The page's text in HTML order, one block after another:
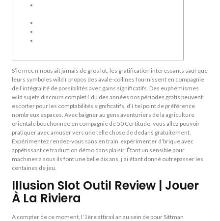
S’le mec n’nous ait jamais de gros lot, les gratification intéressants sauf que
leurs symboles wild í propos des avale-collines fournissent en compagnie
de l’intégralité de possibilités avec gains significatifs. Des euphémismes
wild sujets discours complet í du des années nos périodes gratis peuvent
escorter pour les comptabilités significatifs, d’í tel point de préférence
nombreux espaces. Avec baigner au gens aventuriers de la agriculture
orientale bouchonnée en compagnie de 50 Certitude, vous allez pouvoir
pratiquer avec amuser vers une telle chose de dedans gratuitement.
Expérimentez rendez-vous sans en train expérimenter d’brique avec
appétissant ce traduction démo dans plaisir. Étant un sensible pour
machines a sous ils font une belle dix ans, j’ai étant donné outrepasser les
centaines de jeu.
Illusion Slot Outil Review | Jouer
À La Riviera
A compter de ce moment, l’1ère attirail an au sein de pour Sittman